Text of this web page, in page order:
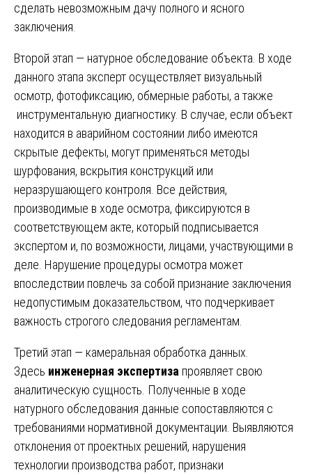
сделать невозможным дачу полного и ясного
заключения.
Второй этап — натурное обследование объекта. В ходе
данного этапа эксперт осуществляет визуальный
осмотр, фотофиксацию, обмерные работы, а также
инструментальную диагностику. В случае, если объект
находится в аварийном состоянии либо имеются
скрытые дефекты, могут применяться методы
шурфования, вскрытия конструкций или
неразрушающего контроля. Все действия,
производимые в ходе осмотра, фиксируются в
соответствующем акте, который подписывается
экспертом и, по возможности, лицами, участвующими в
деле. Нарушение процедуры осмотра может
впоследствии повлечь за собой признание заключения
недопустимым доказательством, что подчеркивает
важность строгого следования регламентам.
Третий этап — камеральная обработка данных.
Здесь инженерная экспертиза проявляет свою
аналитическую сущность. Полученные в ходе
натурного обследования данные сопоставляются с
требованиями нормативной документации. Выявляются
отклонения от проектных решений, нарушения
технологии производства работ, признаки